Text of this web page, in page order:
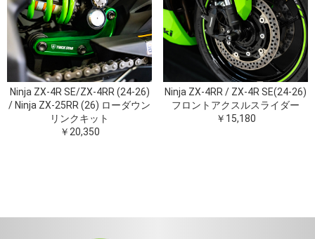
Ninja ZX-4R SE/ZX-4RR (24-26)
/ Ninja ZX-25RR (26) ローダウン
リンクキット
￥20,350
Ninja ZX-4RR / ZX-4R SE(24-26)
フロントアクスルスライダー
￥15,180